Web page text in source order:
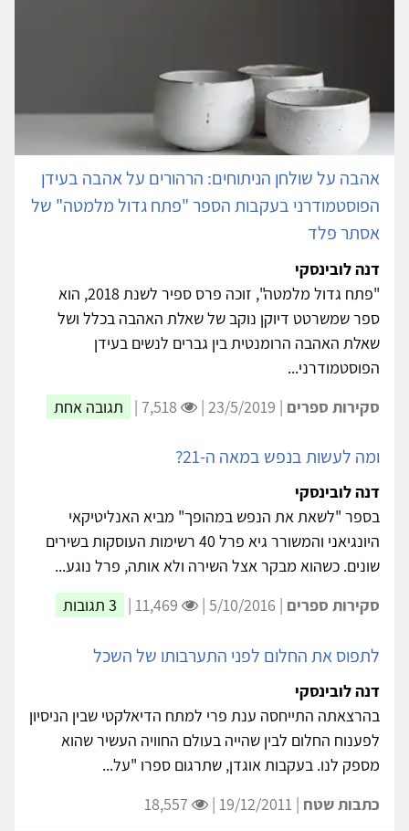
אהבה על שולחן הניתוחים: הרהורים על אהבה בעידן
הפוסטמודרני בעקבות הספר "פתח גדול מלמטה" של
אסתר פלד
דנה לובינסקי
"פתח גדול מלמטה", זוכה פרס ספיר לשנת 2018, הוא
ספר שמשרטט דיוקן נוקב של שאלת האהבה בכלל ושל
שאלת האהבה הרומנטית בין גברים לנשים בעידן
הפוסטמודרני...
סקירות ספרים | 23/5/2019 | תגובה אחת
ומה לעשות בנפש במאה ה-21?
דנה לובינסקי
בספר "לשאת את הנפש במהופך" מביא האנליטיקאי
היונגיאני והמשורר גיא פרל 40 רשימות העוסקות בשירים
שונים. כשהוא מבקר אצל השירה ולא אותה, פרל נוגע...
סקירות ספרים | 5/10/2016 | 3 תגובות
לתפוס את החלום לפני התערבותו של השכל
דנה לובינסקי
בהרצאתה התייחסה ענת פרי למתח הדיאלקטי שבין הניסיון
לפענוח החלום לבין שהייה בעולם החוויה העשיר שהוא
מספק לנו. בעקבות אוגדן, שתרגום ספרו "על...
כתבות שטח | 19/12/2011 |